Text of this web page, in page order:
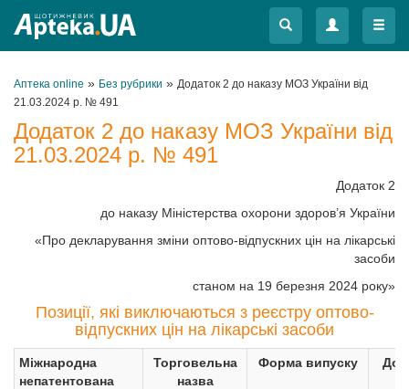
Меню
Меню
Аптека online » Без рубрики » Додаток 2 до наказу МОЗ України від
21.03.2024 р. № 491
Додаток 2 до наказу МОЗ України від
21.03.2024 р. № 491
Додаток 2
до наказу Міністерства охорони здоров’я України
«Про декларування зміни оптово-відпускних цін на лікарські
засоби
станом на 19 березня 2024 року»
Позиції, які виключаються з реєстру оптово-
відпускних цін на лікарські засоби
Міжнародна
непатентована
Торговельна
назва
Форма випуску